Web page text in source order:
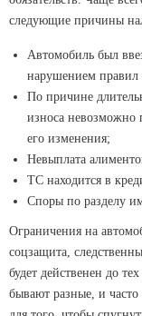
следующие причины
Автомобиль был
нарушением правил
По причине
износа невозможно
его изменения;
Невыплата
ТС находится в
Споры по разделу
Ограничения на
соцзащита,
будет действенен до
бывают разные, и часто